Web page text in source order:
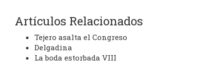
Artículos Relacionados
Tejero asalta el Congreso
Delgadina
La boda estorbada VIII